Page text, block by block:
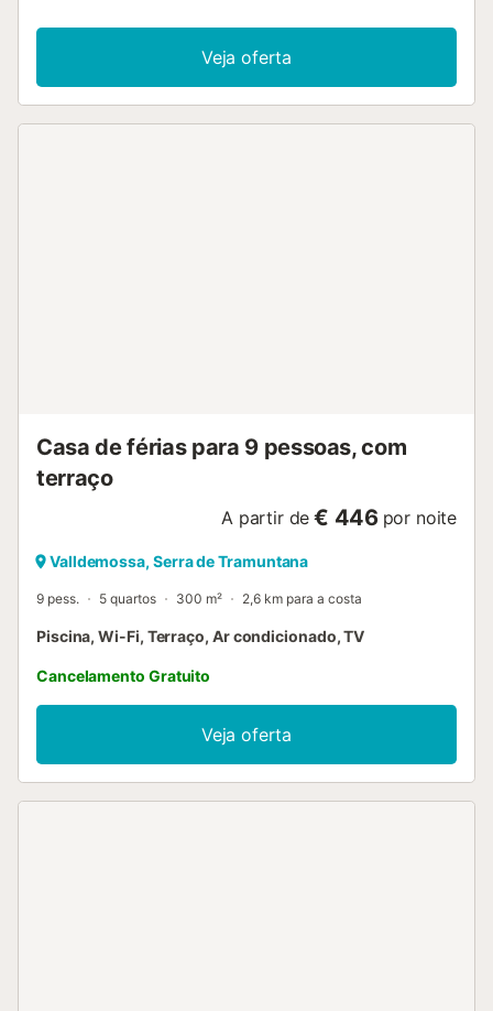
máquina de lavar roupa, toalhas de praia/piscina, livros e
brinquedos para crianças. Encontram também mesa de
pingue-pongue e mesa de bilhar. Está disponível uma
cadeira alta para crianças. Este alojamento não tem ar
Veja oferta
Casa de férias para 9 pessoas, com
terraço
A partir de € 446 por noite
Valldemossa, Serra de Tramuntana
9 pess. 5 quartos 300 m² 2,6 km para a costa
Piscina, Wi-Fi, Terraço, Ar condicionado, TV
Cancelamento Gratuito
Veja oferta